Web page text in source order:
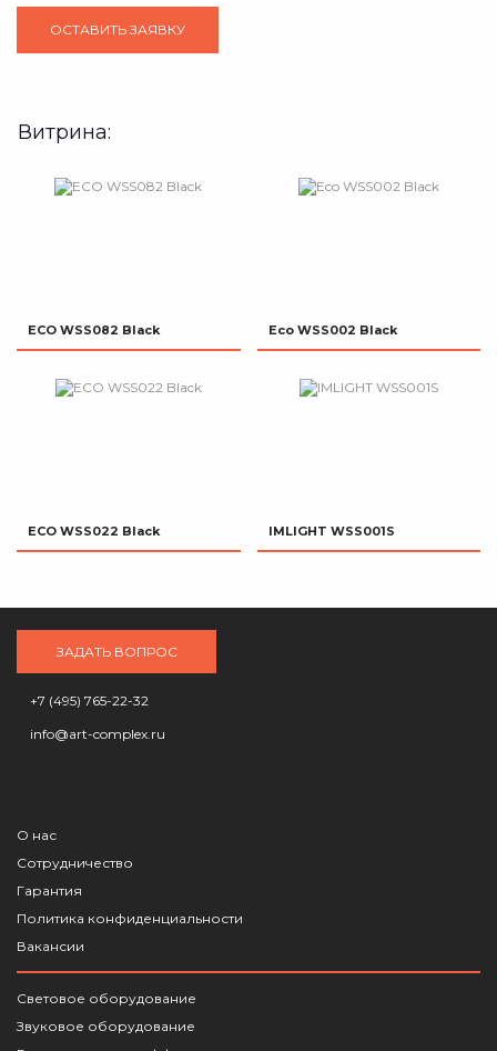
Витрина:
ECO WSS082 Black Eco WSS002 Black
ECO WSS022 Black IMLIGHT WSS001S
ЗАДАТЬ ВОПРОС
+7 (495) 765-22-32
info@art-complex.ru
О нас
Сотрудничество
Гарантия
Политика конфиденциальности
Вакансии
Световое оборудование
Звуковое оборудование